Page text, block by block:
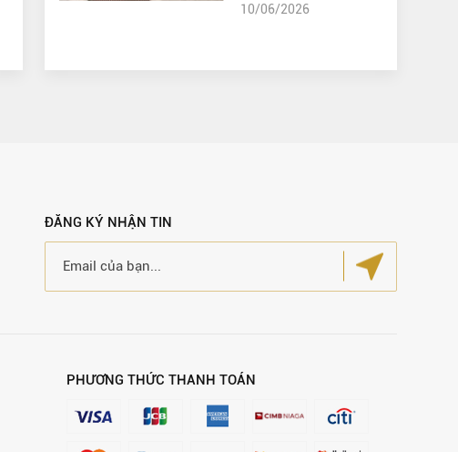
10/06/2026
ĐĂNG KÝ NHẬN TIN
PHƯƠNG THỨC THANH TOÁN